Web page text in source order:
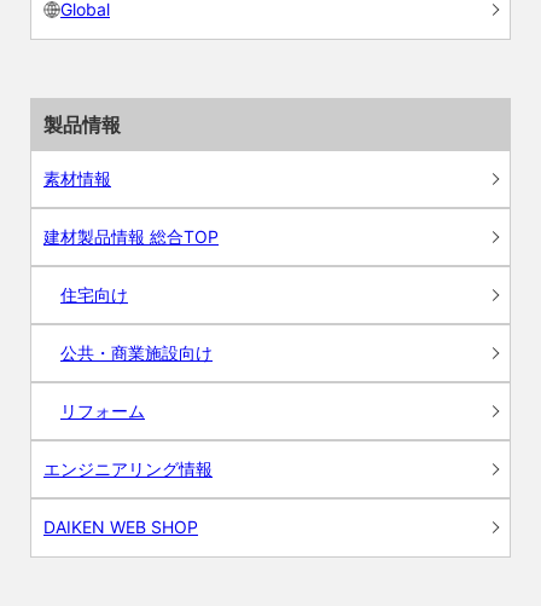
Global
製品情報
素材情報
建材製品情報 総合TOP
住宅向け
公共・商業施設向け
リフォーム
エンジニアリング情報
DAIKEN WEB SHOP